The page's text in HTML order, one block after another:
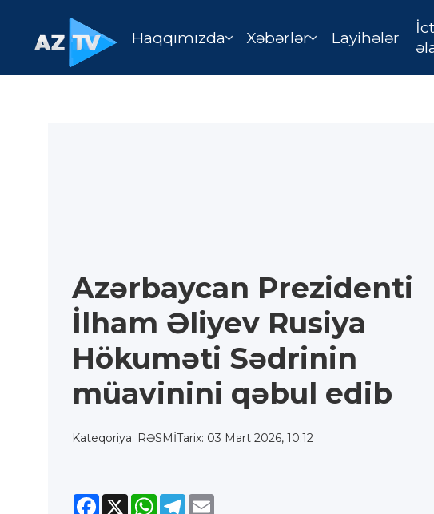
Haqqımızda Xəbərlər Layihələr
Azərbaycan Prezidenti
İlham Əliyev Rusiya
Hökuməti Sədrinin
müavinini qəbul edib
Kateqoriya: RƏSMİTarix: 03 Mart 2026, 10:12
Facebook
X WhatsApp
Telegram